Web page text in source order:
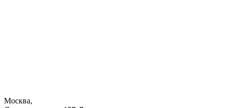
Москва,